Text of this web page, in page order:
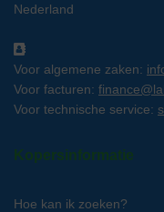
Nederland
Voor algemene zaken:
Voor facturen:
Voor technische service:
Kopersinformatie
Hoe kan ik zoeken?